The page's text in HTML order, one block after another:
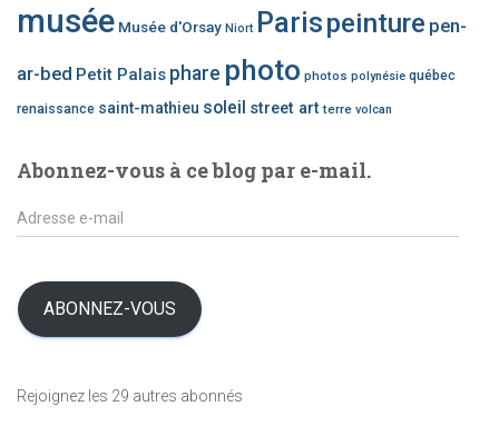
g
r
i
’
r
c
l
musée Musée d'Orsay Niort Parispeinture pen-
ar-bed Petit Palais phare photo photos polynésie québec
renaissance saint-mathieu soleil street art terre volcan
Abonnez-vous à ce blog par e-mail.
A
d
s
s
-
ABONNEZ-VOUS
Rejoignez les 29 autres abonnés